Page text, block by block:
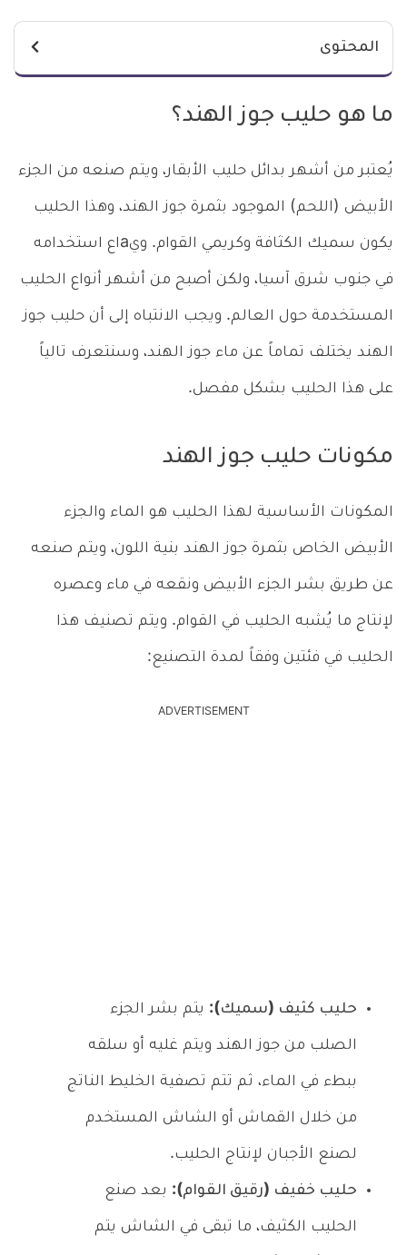
المحتوى
ما هو حليب جوز الهند؟
يُعتبر من أشهر بدائل حليب الأبقار، ويتم صنعه من الجزء
الأبيض (اللحم) الموجود بثمرة جوز الهند، وهذا الحليب
يكون سميك الكثافة وكريمي القوام. ويaاع استخدامه
في جنوب شرق آسيا، ولكن أصبح من أشهر أنواع الحليب
المستخدمة حول العالم. ويجب الانتباه إلى أن حليب جوز
الهند يختلف تماماً عن ماء جوز الهند، وسنتعرف تالياً
على هذا الحليب بشكل مفصل.
مكونات حليب جوز الهند
المكونات الأساسية لهذا الحليب هو الماء والجزء
الأبيض الخاص بثمرة جوز الهند بنية اللون، ويتم صنعه
عن طريق بشر الجزء الأبيض ونقعه في ماء وعصره
لإنتاج ما يُشبه الحليب في القوام. ويتم تصنيف هذا
الحليب في فئتين وفقاً لمدة التصنيع:
ADVERTISEMENT
حليب كثيف (سميك): يتم بشر الجزء
الصلب من جوز الهند ويتم غليه أو سلقه
ببطء في الماء، ثم تتم تصفية الخليط الناتج
من خلال القماش أو الشاش المستخدم
لصنع الأجبان لإنتاج الحليب.
حليب خفيف (رقيق القوام): بعد صنع
الحليب الكثيف، ما تبقى في الشاش يتم